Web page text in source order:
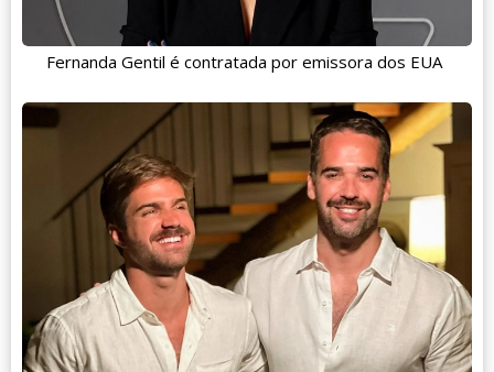
Fernanda Gentil é contratada por emissora dos EUA